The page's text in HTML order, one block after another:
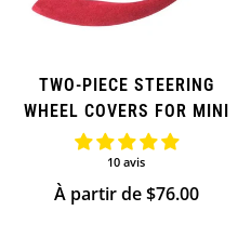
TWO-PIECE STEERING
WHEEL COVERS FOR MINI
10 avis
Prix
À partir de $76.00